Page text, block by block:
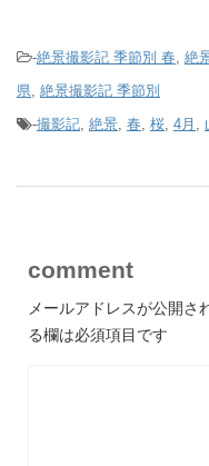
-絶景撮影記 季節別 春, 絶
県, 絶景撮影記 季節別
-撮影記, 絶景, 春, 桜, 4月 ,
comment
メールアドレスが公開さ
る欄は必須項目です